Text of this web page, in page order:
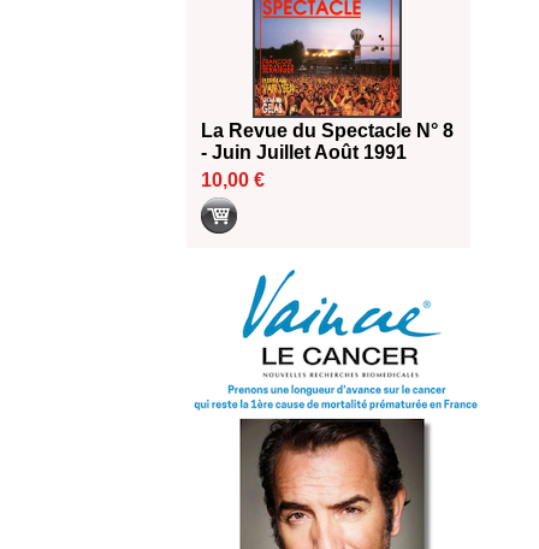
La Revue du Spectacle N° 8
- Juin Juillet Août 1991
10,00 €